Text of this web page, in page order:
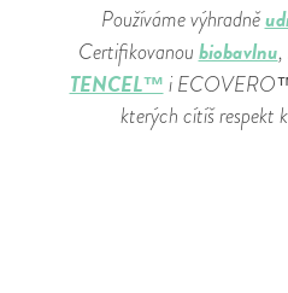
Používáme výhradně
Certifikovanou biobavlnu,
TENCEL™ i
kterých cítíš respekt